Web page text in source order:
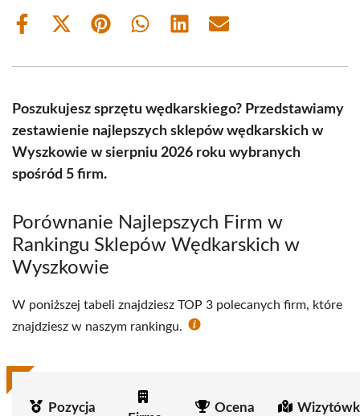
Share
Share
(Twitter)
Share Share Share Share
Poszukujesz sprzętu wędkarskiego? Przedstawiamy
zestawienie najlepszych sklepów wędkarskich w
Wyszkowie w sierpniu 2026 roku wybranych
spośród 5 firm.
Porównanie Najlepszych Firm w
Rankingu Sklepów Wędkarskich w
Wyszkowie
W poniższej tabeli znajdziesz TOP 3 polecanych firm, które
znajdziesz w naszym rankingu.
Pozycja Ocena